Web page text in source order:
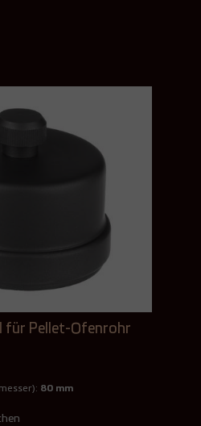
für Pellet-Ofenrohr
80 mm